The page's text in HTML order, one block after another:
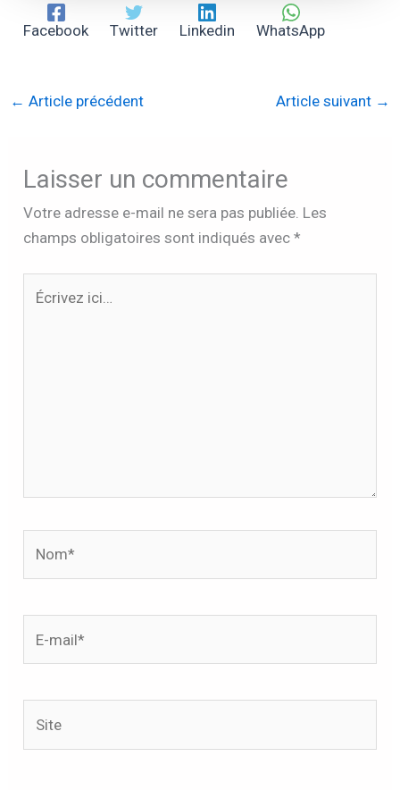
Facebook Twitter Linkedin WhatsApp
← Article précédent Article suivant →
Laisser un commentaire
Votre adresse e-mail ne sera pas publiée. Les
champs obligatoires sont indiqués avec*
mail*